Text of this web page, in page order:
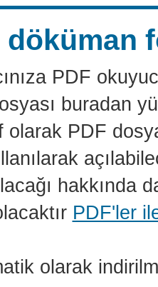
döküman
PDF
buradan
olarak PDF
PDF'ler
olarak